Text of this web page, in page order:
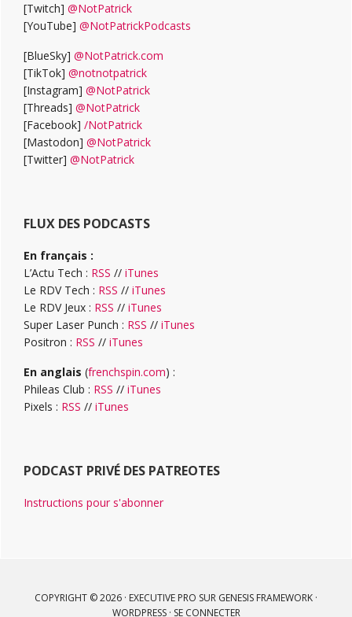
[Twitch] @NotPatrick
[YouTube] @NotPatrickPodcasts
[BlueSky] @NotPatrick.com
[TikTok] @notnotpatrick
[Instagram] @NotPatrick
[Threads] @NotPatrick
[Facebook] /NotPatrick
[Mastodon] @NotPatrick
[Twitter] @NotPatrick
FLUX DES PODCASTS
En français :
L’Actu Tech : RSS // iTunes
Le RDV Tech : RSS // iTunes
Le RDV Jeux : RSS // iTunes
Super Laser Punch : RSS // iTunes
Positron : RSS // iTunes
En anglais (frenchspin.com) :
Phileas Club : RSS // iTunes
Pixels : RSS // iTunes
PODCAST PRIVÉ DES PATREOTES
Instructions pour s'abonner
COPYRIGHT © 2026 · EXECUTIVE PRO SUR GENESIS FRAMEWORK ·
WORDPRESS· SE CONNECTER